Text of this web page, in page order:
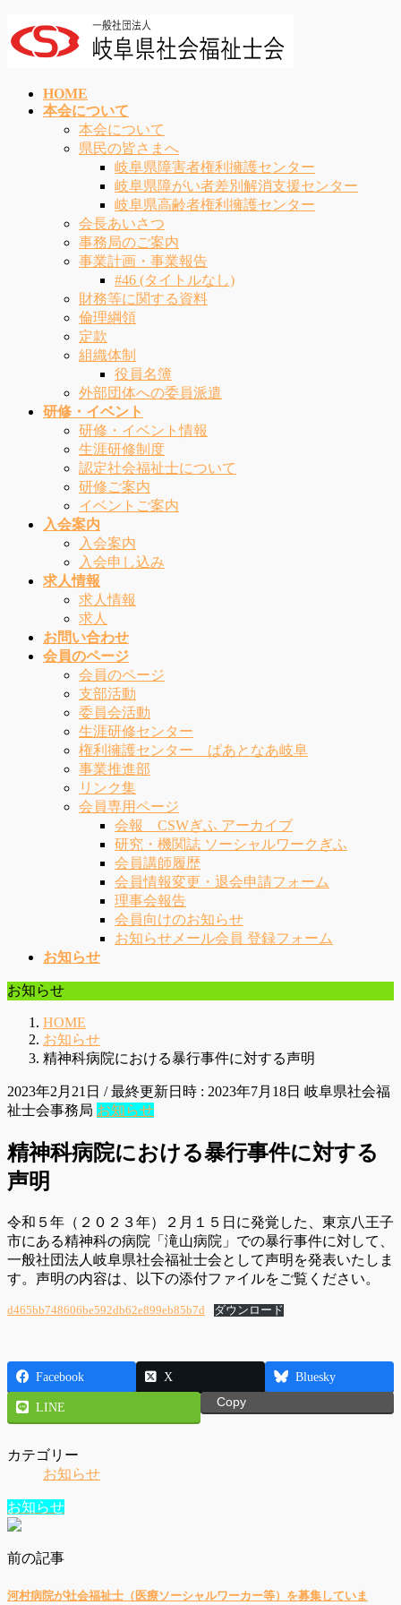
ン
ビ
HOME
本会について
本会について
県民の皆さまへ
岐阜県障害者権利擁護センター
岐阜県障がい者差別解消支援センター
岐阜県高齢者権利擁護センター
会長あいさつ
事務局のご案内
事業計画・事業報告
#46 (タイトルなし)
財務等に関する資料
倫理綱領
定款
組織体制
役員名簿
外部団体への委員派遣
研修・イベント
研修・イベント情報
生涯研修制度
認定社会福祉士について
研修ご案内
イベントご案内
入会案内
入会案内
入会申し込み
求人情報
求人情報
求人
お問い合わせ
会員のページ
会員のページ
支部活動
委員会活動
生涯研修センター
権利擁護センター ぱあとなあ岐阜
事業推進部
リンク集
会員専用ページ
会報 CSWぎふ アーカイブ
研究・機関誌 ソーシャルワークぎふ
会員講師履歴
会員情報変更・退会申請フォーム
理事会報告
会員向けのお知らせ
お知らせメール会員 登録フォーム
お知らせ
お知らせ
HOME
お知らせ
精神科病院における暴行事件に対する声明
2023年2月21日 / 最終更新日時 : 2023年7月18日 岐阜県社会福
祉士会事務局 お知らせ
精神科病院における暴行事件に対する
声明
令和５年（２０２３年）２月１５日に発覚した、東京八王子
市にある精神科の病院「滝山病院」での暴行事件に対して、
一般社団法人岐阜県社会福祉士会として声明を発表いたしま
す。声明の内容は、以下の添付ファイルをご覧ください。
d465bb748606be592db62e899eb85b7d ダウンロード
Facebook X Bluesky
LINE Copy
カテゴリー
お知らせ
お知らせ
前の記事
河村病院が社会福祉士（医療ソーシャルワーカー等）を募集していま